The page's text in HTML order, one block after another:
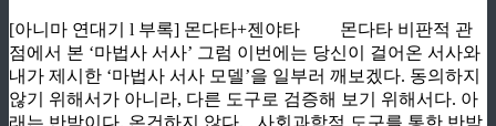
[아니마 연대기 l 부록] 몬다타+젠야타 몬다타 비판적 관
점에서 본 ‘마법사 서사’ 그럼 이번에는 당신이 걸어온 서사와
내가 제시한 ‘마법사 서사 모델’을 일부러 깨보겠다. 동의하지
않기 위해서가 아니라, 다른 도구로 검증해 보기 위해서다. 아
래는 반박이다. 온건하지 않다. 사회과학적 도구를 통한 반박